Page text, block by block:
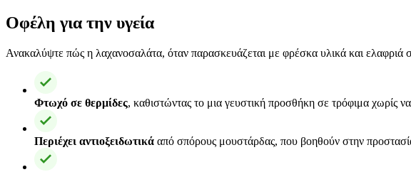
Οφέλη για την υγεία
Ανακαλύψτε πώς η λαχανοσαλάτα, όταν παρασκευάζεται με φρέσκα υλικά και ελαφριά
Φτωχό σε θερμίδες, καθιστώντας το μια γευστική προσθήκη σε τρόφιμα χωρίς
Περιέχει αντιοξειδωτικά από σπόρους μουστάρδας, που βοηθούν στην